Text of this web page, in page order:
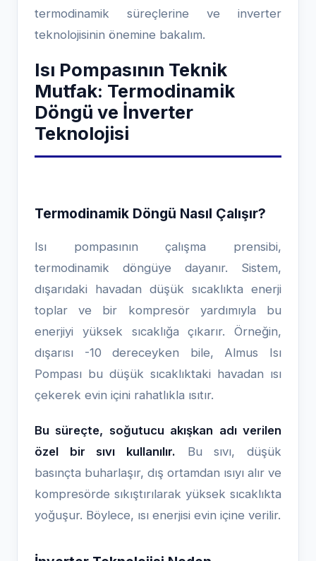
termodinamik süreçlerine ve inverter
teknolojisinin önemine bakalım.
Isı Pompasının Teknik
Mutfak: Termodinamik
Döngü ve İnverter
Teknolojisi
Termodinamik Döngü Nasıl Çalışır?
Isı pompasının çalışma prensibi,
termodinamik döngüye dayanır. Sistem,
dışarıdaki havadan düşük sıcaklıkta enerji
toplar ve bir kompresör yardımıyla bu
enerjiyi yüksek sıcaklığa çıkarır. Örneğin,
dışarısı -10 dereceyken bile, Almus Isı
Pompası bu düşük sıcaklıktaki havadan ısı
çekerek evin içini rahatlıkla ısıtır.
Bu süreçte, soğutucu akışkan adı verilen
özel bir sıvı kullanılır. Bu sıvı, düşük
basınçta buharlaşır, dış ortamdan ısıyı alır ve
kompresörde sıkıştırılarak yüksek sıcaklıkta
yoğuşur. Böylece, ısı enerjisi evin içine verilir.